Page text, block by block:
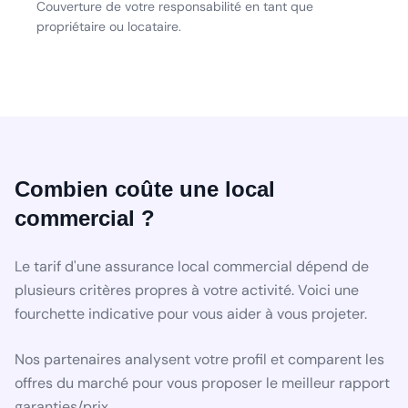
Couverture de votre responsabilité en tant que
propriétaire ou locataire.
Combien coûte une local
commercial ?
Le tarif d'une assurance local commercial dépend de
plusieurs critères propres à votre activité. Voici une
fourchette indicative pour vous aider à vous projeter.
Nos partenaires analysent votre profil et comparent les
offres du marché pour vous proposer le meilleur rapport